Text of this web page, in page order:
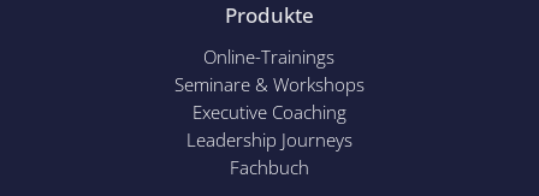
Produkte
Online-Trainings
Seminare & Workshops
Executive Coaching
Leadership Journeys
Fachbuch